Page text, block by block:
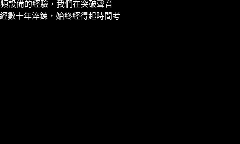
設備的經驗，我們在突破聲音
數十年淬鍊，始終經得起時間考